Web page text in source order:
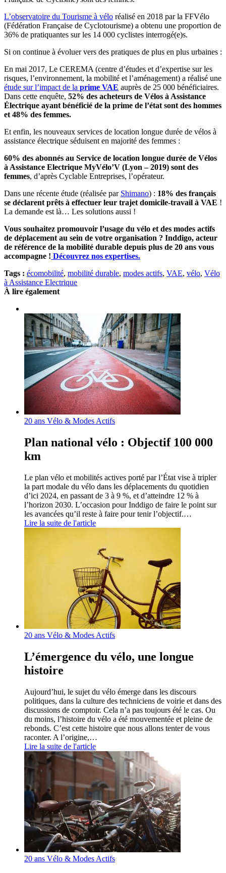
L’observatoire du Tourisme à vélo réalisé en 2018 par la FFVélo
(Fédération Française de Cyclotourisme) a obtenu une proportion de
36% de pratiquantes sur les 14 000 cyclistes interrogé(e)s.
Si on continue à évoluer vers des pratiques de plus en plus urbaines :
En mai 2017, Le CEREMA (centre d’études et d’expertise sur les
risques, l’environnement, la mobilité et l’aménagement) a réalisé une
étude sur l’impact de la prime VAE auprès de 25 000 bénéficiaires.
Dans cette enquête, 52% des acheteurs de Vélos à Assistance
Électrique ayant bénéficié de la prime de l’état sont des hommes
et 48% des femmes.
Et enfin, les nouveaux services de location longue durée de vélos à
assistance électrique séduisent en majorité des femmes :
60% des abonnés au Service de location longue durée de Vélos
à Assistance Electrique MyVélo’V (Lyon – 2019) sont des
femmes, d’après Cyclable Entreprises, l’opérateur.
Dans une récente étude (réalisée par Shimano) : 18% des français
se déclarent prêts à effectuer leur trajet domicile-travail à VAE !
La demande est là… Les solutions aussi !
Vous souhaitez promouvoir l’usage du vélo et des modes actifs
de déplacement au sein de votre organisation ? Inddigo, acteur
de référence de la mobilité durable depuis plus de 20 ans vous
accompagne ! Découvrez nos expertises.
Tags : écomobilité, mobilité durable, modes actifs, VAE, vélo, Vélo
à Assistance Electrique
À lire également
20 ans Vélo & Modes Actifs
Plan national vélo : Objectif 100 000
km
Le plan vélo et mobilités actives porté par l’État vise à tripler
la part modale du vélo dans les déplacements du quotidien
d’ici 2024, en passant de 3 à 9 %, et d’atteindre 12 % à
l’horizon 2030. L’occasion pour Inddigo de faire le point sur
les avancées qu’il reste à faire pour tenir l’objectif.…
Lire la suite de l'article
20 ans Vélo & Modes Actifs
L’émergence du vélo, une longue
histoire
Aujourd’hui, le sujet du vélo émerge dans les discours
politiques, dans la culture des techniciens de voirie et dans des
discussions de comptoir. Cela n’a pas toujours été le cas. Ou
du moins, l’histoire du vélo a été mouvementée et pleine de
rebonds. C’est cette histoire que nous allons tenter de vous
raconter. A l’origine,…
Lire la suite de l'article
20 ans Vélo & Modes Actifs